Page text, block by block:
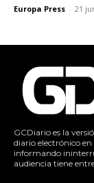
Europa Press - 21
GCDiario es la
diario electrónico
informando
audiencia tiene